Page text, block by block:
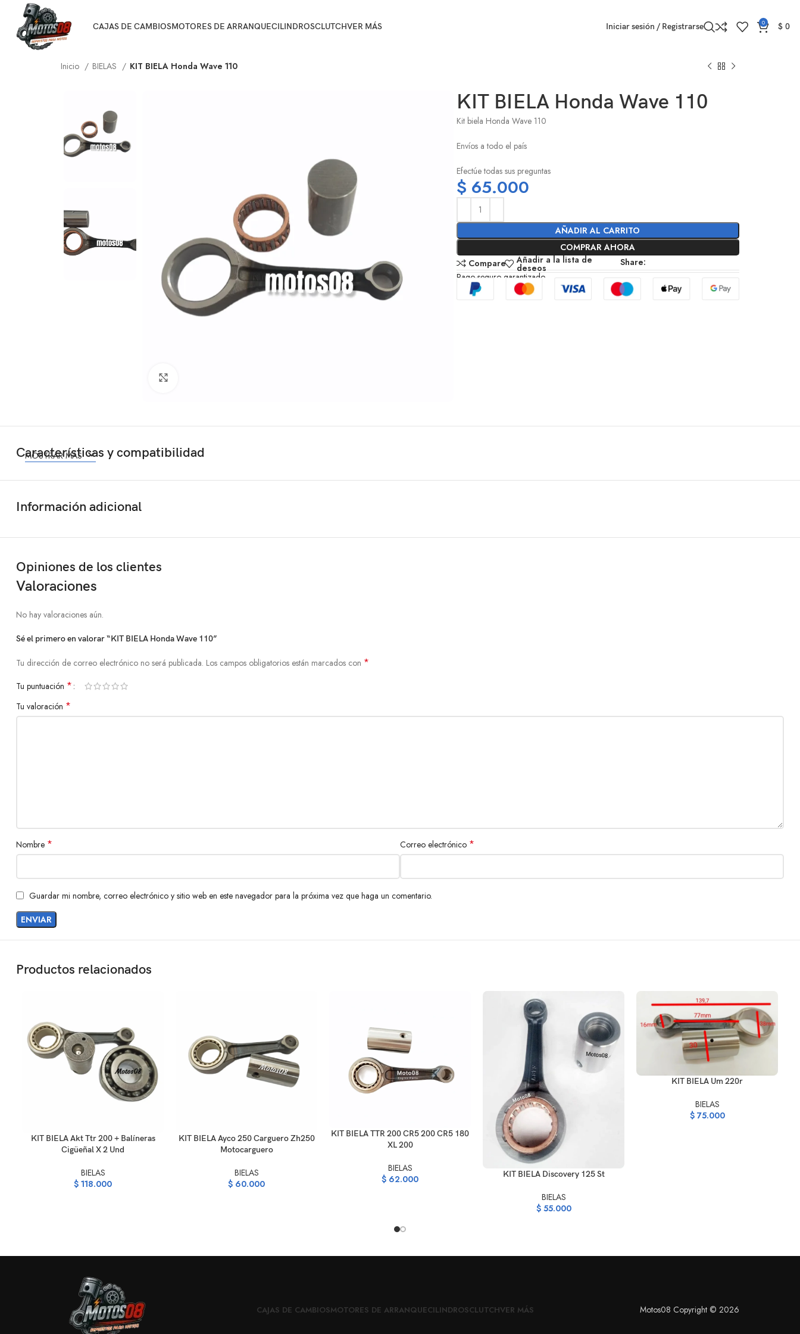
CAJAS DE CAMBIOSMOTORES DE ARRANQUECILINDROSCLUTCHVER MÁS Iniciar sesión / Registrarse 0 $ 0
Inicio BIELAS KIT BIELA Honda Wave 110
KIT BIELA Honda Wave 110
Kit biela Honda Wave 110
Envíos a todo el país
Efectúe todas sus preguntas
$ 65.000
AÑADIR AL CARRITO
COMPRAR AHORA
Compare
Añadir a la lista de
deseos
Share:
Pago seguro garantizado
Características y compatibilidad
MOSTRAR MÁS
Información adicional
Opiniones de los clientes
Valoraciones
No hay valoraciones aún.
Sé el primero en valorar “KIT BIELA Honda Wave 110”
Tu dirección de correo electrónico no será publicada. Los campos obligatorios están marcados con *
Tu puntuación *
Tu valoración *
Nombre * Correo electrónico *
Guardar mi nombre, correo electrónico y sitio web en este navegador para la próxima vez que haga un comentario.
Productos relacionados
AÑADIR AL CARRITO
KIT BIELA Akt Ttr 200 + Balíneras
Cigüeñal X 2 Und
BIELAS
$ 118.000
AÑADIR AL CARRITO
KIT BIELA Ayco 250 Carguero Zh250
Motocarguero
BIELAS
$ 60.000
AÑADIR AL CARRITO
KIT BIELA TTR 200 CR5 200 CR5 180
XL 200
BIELAS
$ 62.000 AÑADIR AL CARRITO
KIT BIELA Discovery 125 St
BIELAS
$55.000
AÑADIR AL CARRITO
KIT BIELA Um 220r
BIELAS
$75.000
CAJAS DE CAMBIOSMOTORES DE ARRANQUECILINDROSCLUTCHVER MÁS Motos08 Copyright © 2026